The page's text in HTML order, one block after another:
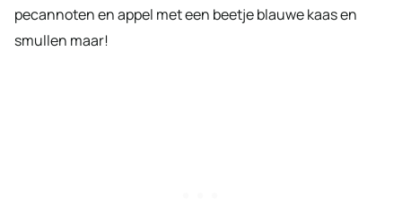
pecannoten en appel met een beetje blauwe kaas en
smullen maar!